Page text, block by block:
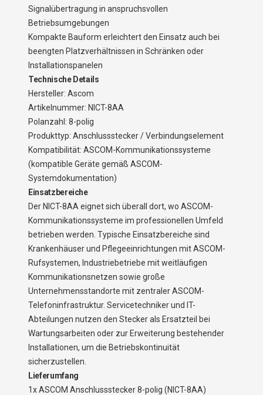
Signalübertragung in anspruchsvollen
Betriebsumgebungen
Kompakte Bauform erleichtert den Einsatz auch bei
beengten Platzverhältnissen in Schränken oder
Installationspanelen
Technische Details
Hersteller: Ascom
Artikelnummer: NICT-8AA
Polanzahl: 8-polig
Produkttyp: Anschlussstecker / Verbindungselement
Kompatibilität: ASCOM-Kommunikationssysteme
(kompatible Geräte gemäß ASCOM-
Systemdokumentation)
Einsatzbereiche
Der NICT-8AA eignet sich überall dort, wo ASCOM-
Kommunikationssysteme im professionellen Umfeld
betrieben werden. Typische Einsatzbereiche sind
Krankenhäuser und Pflegeeinrichtungen mit ASCOM-
Rufsystemen, Industriebetriebe mit weitläufigen
Kommunikationsnetzen sowie große
Unternehmensstandorte mit zentraler ASCOM-
Telefoninfrastruktur. Servicetechniker und IT-
Abteilungen nutzen den Stecker als Ersatzteil bei
Wartungsarbeiten oder zur Erweiterung bestehender
Installationen, um die Betriebskontinuität
sicherzustellen.
Lieferumfang
1x ASCOM Anschlussstecker 8-polig (NICT-8AA)